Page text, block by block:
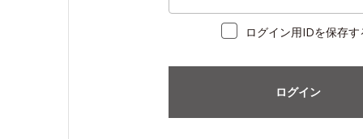
ログイン用IDを保存す
ログイン